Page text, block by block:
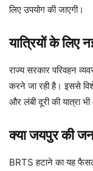
लिए उपयोग की जाएगी।
यात्रियों के लिए
राज्य सरकार परिवहन
करने जा रही है। इससे
और लंबी दूरी की यात्रा
क्या जयपुर की
BRTS हटाने का यह